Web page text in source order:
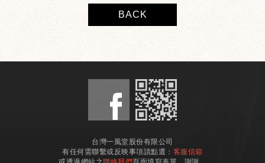
BACK
台灣一風堂股份有限公司
有任何需聯繫或反映事項請點選： 客服信箱